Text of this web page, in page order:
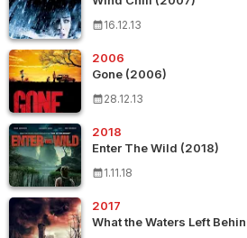
16.12.13
2006
Gone (2006)
28.12.13
2018
Enter The Wild (2018)
1.11.18
2017
What the Waters Left